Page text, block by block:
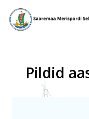
Skip
Pildid